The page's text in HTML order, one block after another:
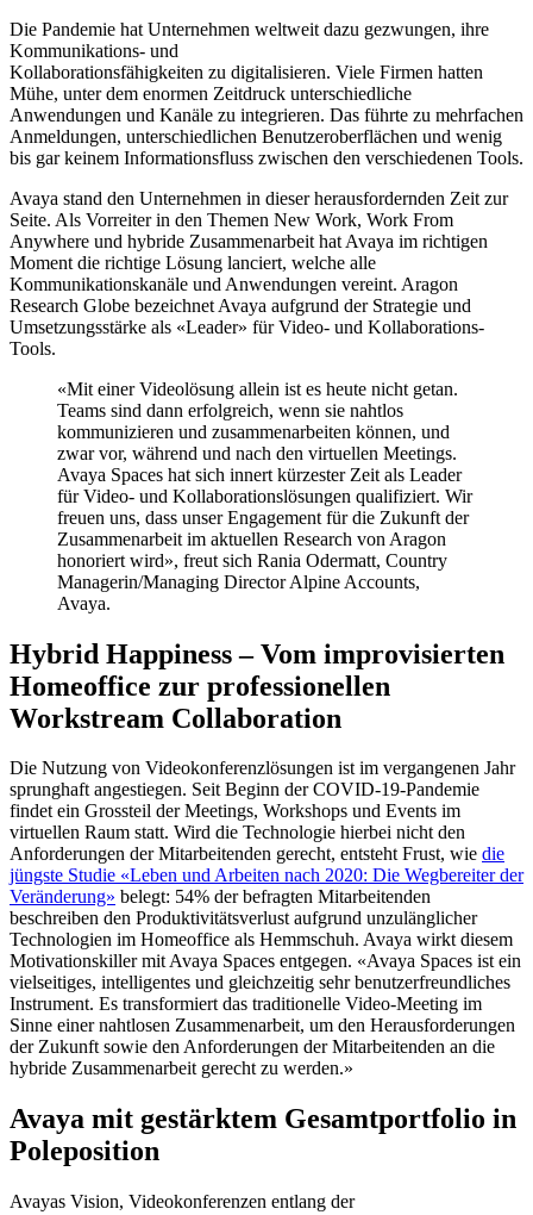
Die Pandemie hat Unternehmen weltweit dazu gezwungen, ihre
Kommunikations- und
Kollaborationsfähigkeiten zu digitalisieren. Viele Firmen hatten
Mühe, unter dem enormen Zeitdruck unterschiedliche
Anwendungen und Kanäle zu integrieren. Das führte zu mehrfachen
Anmeldungen, unterschiedlichen Benutzeroberflächen und wenig
bis gar keinem Informationsfluss zwischen den verschiedenen Tools.
Avaya stand den Unternehmen in dieser herausfordernden Zeit zur
Seite. Als Vorreiter in den Themen New Work, Work From
Anywhere und hybride Zusammenarbeit hat Avaya im richtigen
Moment die richtige Lösung lanciert, welche alle
Kommunikationskanäle und Anwendungen vereint. Aragon
Research Globe bezeichnet Avaya aufgrund der Strategie und
Umsetzungsstärke als «Leader» für Video- und Kollaborations-
Tools.
«Mit einer Videolösung allein ist es heute nicht getan.
Teams sind dann erfolgreich, wenn sie nahtlos
kommunizieren und zusammenarbeiten können, und
zwar vor, während und nach den virtuellen Meetings.
Avaya Spaces hat sich innert kürzester Zeit als Leader
für Video- und Kollaborationslösungen qualifiziert. Wir
freuen uns, dass unser Engagement für die Zukunft der
Zusammenarbeit im aktuellen Research von Aragon
honoriert wird», freut sich Rania Odermatt, Country
Managerin/Managing Director Alpine Accounts,
Avaya.
Hybrid Happiness – Vom improvisierten
Homeoffice zur professionellen
Workstream Collaboration
Die Nutzung von Videokonferenzlösungen ist im vergangenen Jahr
sprunghaft angestiegen. Seit Beginn der COVID-19-Pandemie
findet ein Grossteil der Meetings, Workshops und Events im
virtuellen Raum statt. Wird die Technologie hierbei nicht den
Anforderungen der Mitarbeitenden gerecht, entsteht Frust, wie die
jüngste Studie «Leben und Arbeiten nach 2020: Die Wegbereiter der
Veränderung» belegt: 54% der befragten Mitarbeitenden
beschreiben den Produktivitätsverlust aufgrund unzulänglicher
Technologien im Homeoffice als Hemmschuh. Avaya wirkt diesem
Motivationskiller mit Avaya Spaces entgegen. «Avaya Spaces ist ein
vielseitiges, intelligentes und gleichzeitig sehr benutzerfreundliches
Instrument. Es transformiert das traditionelle Video-Meeting im
Sinne einer nahtlosen Zusammenarbeit, um den Herausforderungen
der Zukunft sowie den Anforderungen der Mitarbeitenden an die
hybride Zusammenarbeit gerecht zu werden.»
Avaya mit gestärktem Gesamtportfolio in
Poleposition
Avayas Vision, Videokonferenzen entlang der